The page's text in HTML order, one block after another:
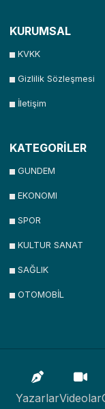
KURUMSAL
KVKK
Gizlilik Sözleşmesi
İletişim
KATEGORİLER
GUNDEM
EKONOMI
SPOR
KULTUR SANAT
SAĞLIK
OTOMOBİL
YazarlarVideolar